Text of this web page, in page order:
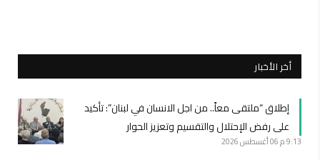
أخر الأخبار
إطلاق “ملتقى معاً.. من اجل الانسان في لبنان”: تأكيد
على رفض الإحتلال والتقسيم وتعزيز الحوار
9:13 م 06 أغسطس 2026